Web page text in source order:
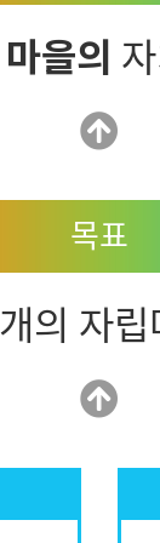
마을의
목표
개의 자